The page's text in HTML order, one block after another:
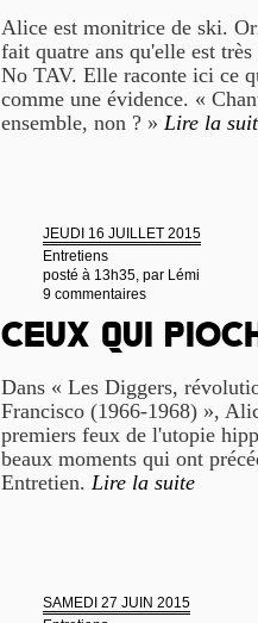
Alice est monitrice de ski.
fait quatre ans qu'elle est
No TAV. Elle raconte ici ce
comme une évidence. «
ensemble, non ? » Lire la
JEUDI 16 JUILLET 2015
Entretiens
posté à 13h35, par Lémi
9 commentaires
Ceux qui
Dans « Les Diggers,
Francisco (1966-1968) »,
premiers feux de l'utopie
beaux moments qui ont
Entretien. Lire la suite
SAMEDI 27 JUIN 2015